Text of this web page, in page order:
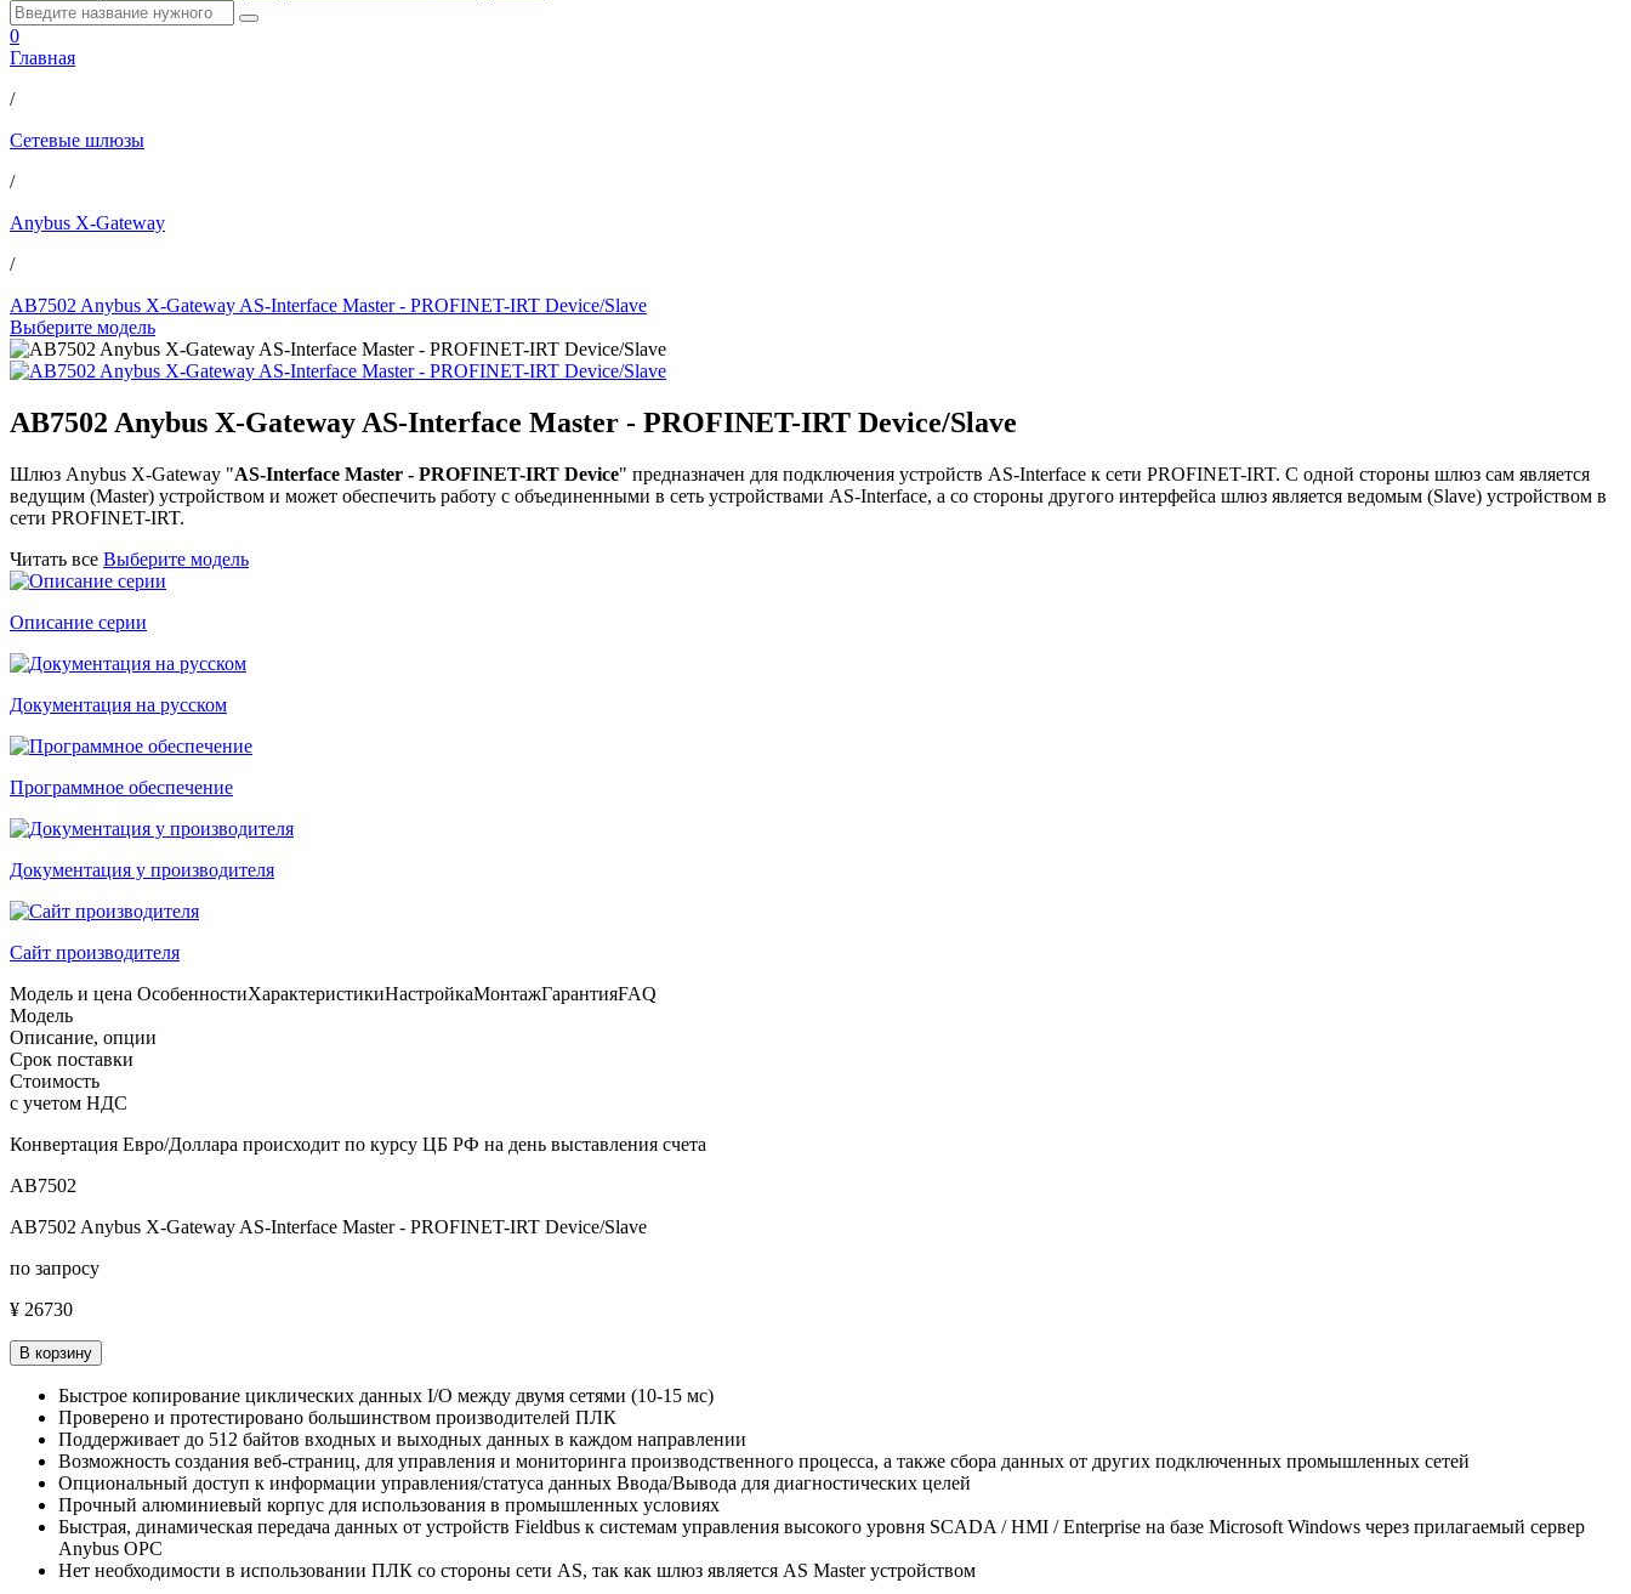
0
Главная
/
Сетевые шлюзы
/
Anybus X-Gateway
/
AB7502 Anybus X-Gateway AS-Interface Master - PROFINET-IRT Device/Slave
Выберите модель
AB7502 Anybus X-Gateway AS-Interface Master - PROFINET-IRT Device/Slave
Шлюз Anybus X-Gateway "AS-Interface Master - PROFINET-IRT Device" предназначен для подключения устройств AS-Interface к сети PROFINET-IRT. С одной стороны шлюз сам является
ведущим (Master) устройством и может обеспечить работу с объединенными в сеть устройствами AS-Interface, а со стороны другого интерфейса шлюз является ведомым (Slave) устройством в
сети PROFINET-IRT.
Читать все Выберите модель
Описание серии
Документация на русском
Программное обеспечение
Документация у производителя
Сайт производителя
Модель и цена ОсобенностиХарактеристикиНастройкаМонтажГарантияFAQ
Модель
Описание, опции
Срок поставки
Стоимость
с учетом НДС
Конвертация Евро/Доллара происходит по курсу ЦБ РФ на день выставления счета
AB7502
AB7502 Anybus X-Gateway AS-Interface Master - PROFINET-IRT Device/Slave
по запросу
¥ 26730
В корзину
Быстрое копирование циклических данных I/O между двумя сетями (10-15 мс)
Проверено и протестировано большинством производителей ПЛК
Поддерживает до 512 байтов входных и выходных данных в каждом направлении
Возможность создания веб-страниц, для управления и мониторинга производственного процесса, а также сбора данных от других подключенных промышленных сетей
Опциональный доступ к информации управления/статуса данных Ввода/Вывода для диагностических целей
Прочный алюминиевый корпус для использования в промышленных условиях
Быстрая, динамическая передача данных от устройств Fieldbus к системам управления высокого уровня SCADA / HMI / Enterprise на базе Microsoft Windows через прилагаемый сервер
Anybus OPC
Нет необходимости в использовании ПЛК со стороны сети AS, так как шлюз является AS Master устройством